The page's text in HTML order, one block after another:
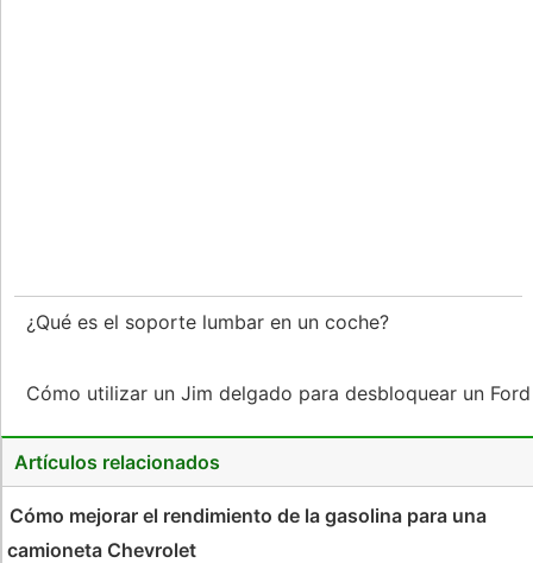
¿Qué es el soporte lumbar en un coche?
Cómo utilizar un Jim delgado para desbloquear un
Artículos relacionados
Cómo mejorar el rendimiento de la gasolina para una
camioneta Chevrolet